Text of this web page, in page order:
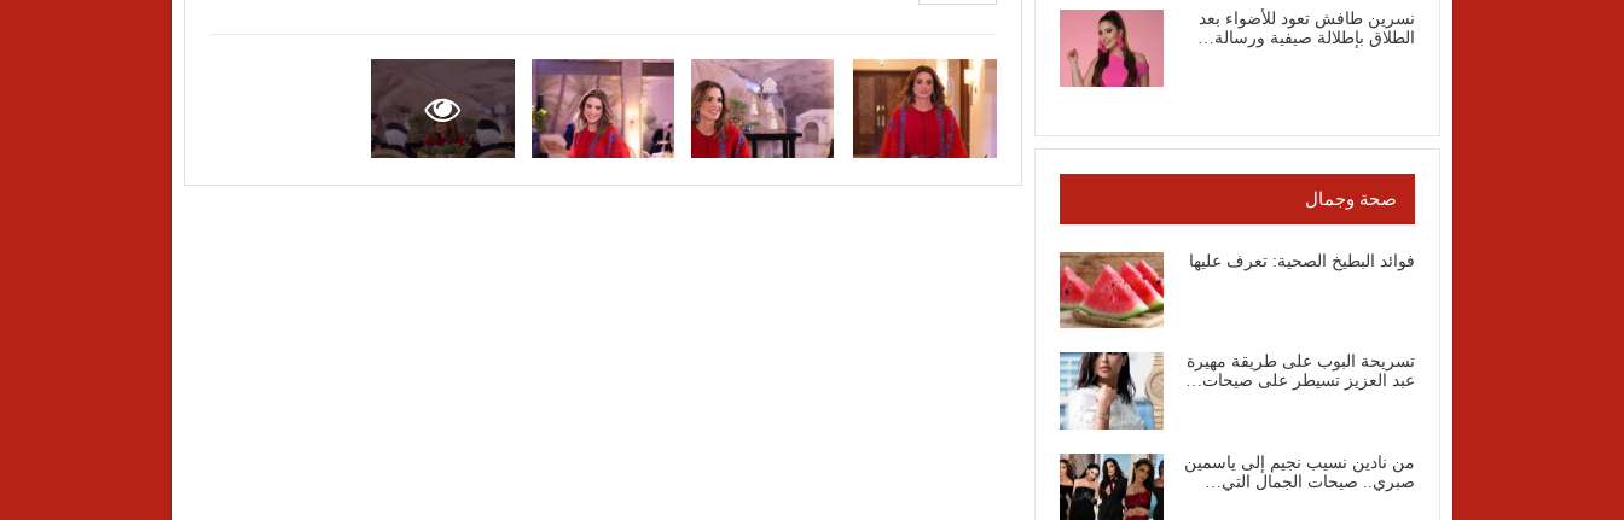
نسرين طافش تعود للأضواء بعد
الطلاق بإطلالة صيفية ورسالة…
صحة وجمال
فوائد البطيخ الصحية: تعرف عليها
تسريحة البوب على طريقة مهيرة
عبد العزيز تسيطر على صيحات…
من نادين نسيب نجيم إلى ياسمين
صبري.. صيحات الجمال التي…